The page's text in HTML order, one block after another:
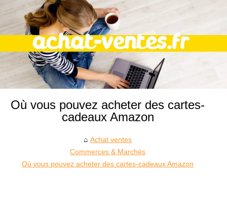
Où vous pouvez acheter des cartes-
cadeaux Amazon
Achat ventes
Commerces & Marchés
Où vous pouvez acheter des cartes-cadeaux Amazon